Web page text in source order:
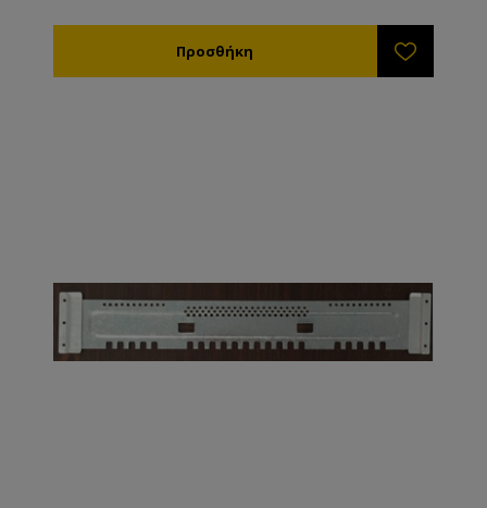
πιθανότητα να χαθούν.